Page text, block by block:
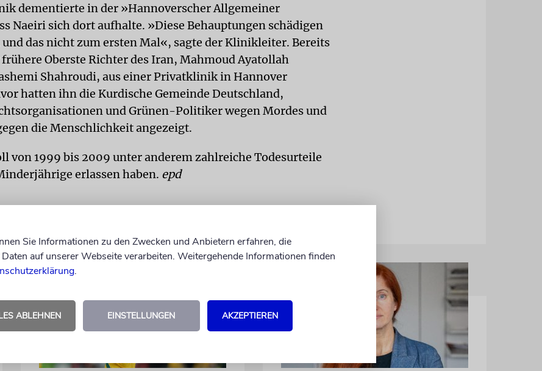
dementierte in der »Hannoverscher Allgemeiner
Naeiri sich dort aufhalte. »Diese Behauptungen schädigen
das nicht zum ersten Mal«, sagte der Klinikleiter. Bereits
frühere Oberste Richter des Iran, Mahmoud Ayatollah
Shahroudi, aus einer Privatklinik in Hannover
hatten ihn die Kurdische Gemeinde Deutschland,
und Grünen-Politiker wegen Mordes und
die Menschlichkeit angezeigt.
von 1999 bis 2009 unter anderem zahlreiche Todesurteile
erlassen haben. epd
Sie Informationen zu den Zwecken und Anbietern erfahren, die
auf unserer Webseite verarbeiten. Weitergehende Informationen finden
.
ABLEHNEN EINSTELLUNGEN AKZEPTIEREN